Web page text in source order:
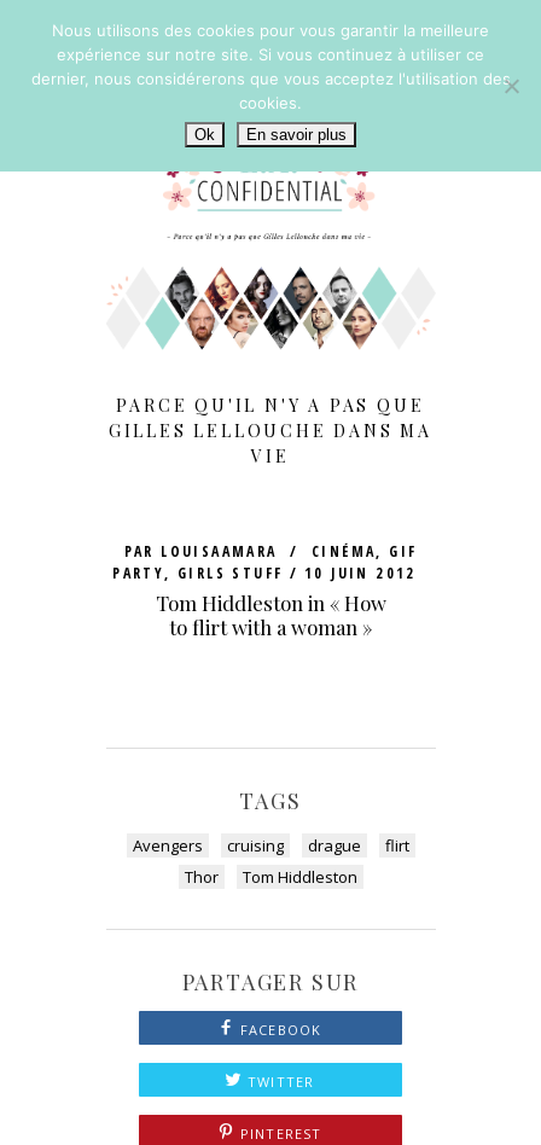
PARCE QU'IL N'Y A PAS QUE
GILLES LELLOUCHE DANS MA
VIE
PAR LOUISAAMARA CINÉMA, GIF
PARTY, GIRLS STUFF 10 JUIN 2012
Tom Hiddleston in « How
to flirt with a woman »
TAGS
Avengers cruising drague
flirt
Thor
Tom Hiddleston
PARTAGER SUR
FACEBOOK
TWITTER
PINTEREST
Nous utilisons des cookies pour vous garantir la meilleure
expérience sur notre site. Si vous continuez à utiliser ce
dernier, nous considérerons que vous acceptez l'utilisation des
cookies.
Ok En savoir plus